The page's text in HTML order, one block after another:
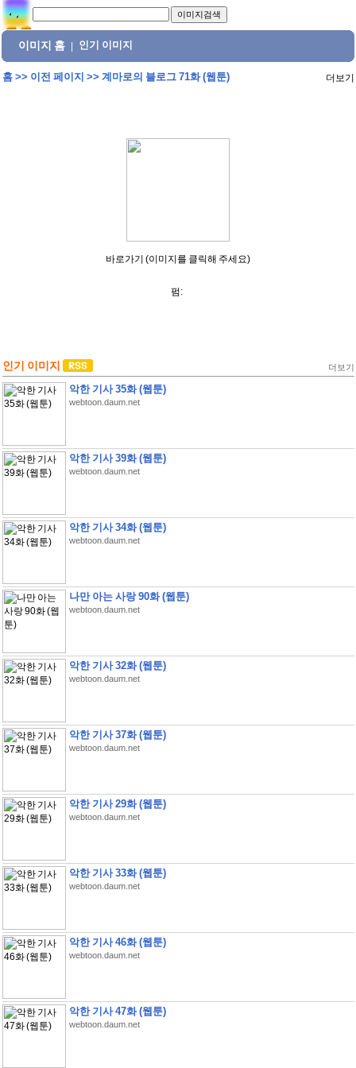
이미지 홈 인기 이미지
홈>> 이전 페이지 >> 계마로의 블로그 71화 (웹툰) 더보기
바로가기 (이미지를 클릭해 주세요)
펌:
인기 이미지 더보기
악한 기사 35화 (웹툰)
webtoon.daum.net
악한 기사 39화 (웹툰)
webtoon.daum.net
악한 기사 34화 (웹툰)
webtoon.daum.net
나만 아는 사랑 90화 (웹툰)
webtoon.daum.net
악한 기사 32화 (웹툰)
webtoon.daum.net
악한 기사 37화 (웹툰)
webtoon.daum.net
악한 기사 29화 (웹툰)
webtoon.daum.net
악한 기사 33화 (웹툰)
webtoon.daum.net
악한 기사 46화 (웹툰)
webtoon.daum.net
악한 기사 47화 (웹툰)
webtoon.daum.net